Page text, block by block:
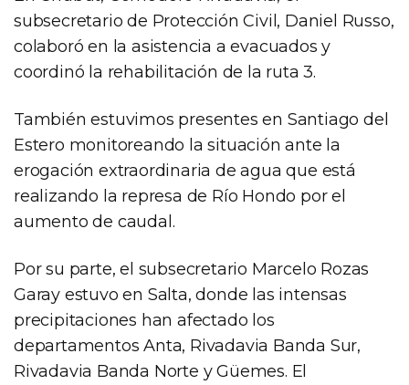
subsecretario de Protección Civil, Daniel Russo,
colaboró en la asistencia a evacuados y
coordinó la rehabilitación de la ruta 3.
También estuvimos presentes en Santiago del
Estero monitoreando la situación ante la
erogación extraordinaria de agua que está
realizando la represa de Río Hondo por el
aumento de caudal.
Por su parte, el subsecretario Marcelo Rozas
Garay estuvo en Salta, donde las intensas
precipitaciones han afectado los
departamentos Anta, Rivadavia Banda Sur,
Rivadavia Banda Norte y Güemes. El